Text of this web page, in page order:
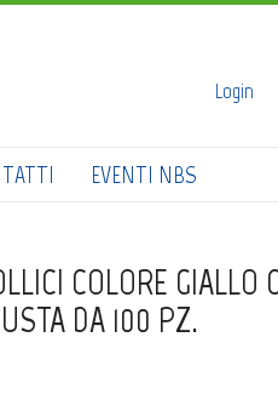
Login
EVENTI NBS
COLORE GIALLO
DA 100 PZ.